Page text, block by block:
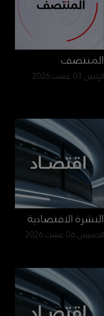
المنتصف
الإثنين 03 غشت 2026
النشرة الاقتصادية
الخميس 06 غشت 2026